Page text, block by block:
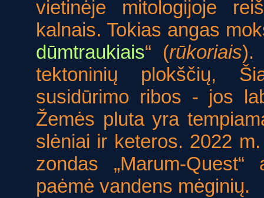
vietinėje mitologijoje
kalnais. Tokias angas
dūmtraukiais“ (rūkoriais).
tektoninių plokščių,
susidūrimo ribos - jos
Žemės pluta yra
slėniai ir keteros. 2022
zondas „Marum-
paėmė vandens mėginių.